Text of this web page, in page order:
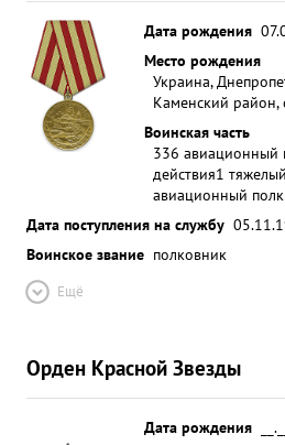
Дата рождения
Место рождения
Украина,
Каменский район,
Воинская часть
336 авиационный
действия1
авиационный полк
Дата поступления на службу
Воинское звание полковник
Ещё
Орден Красной Звезды
Дата рождения